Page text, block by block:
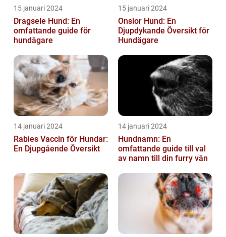
15 januari 2024
Dragsele Hund: En
omfattande guide för
hundägare
15 januari 2024
Onsior Hund: En
Djupdykande Översikt för
Hundägare
14 januari 2024
Rabies Vaccin för Hundar:
En Djupgående Översikt
14 januari 2024
Hundnamn: En
omfattande guide till val
av namn till din furry vän